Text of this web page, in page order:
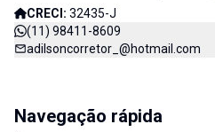
CRECI: 32435-J
(11) 98411-8609
adilsoncorretor_@hotmail.com
Navegação rápida